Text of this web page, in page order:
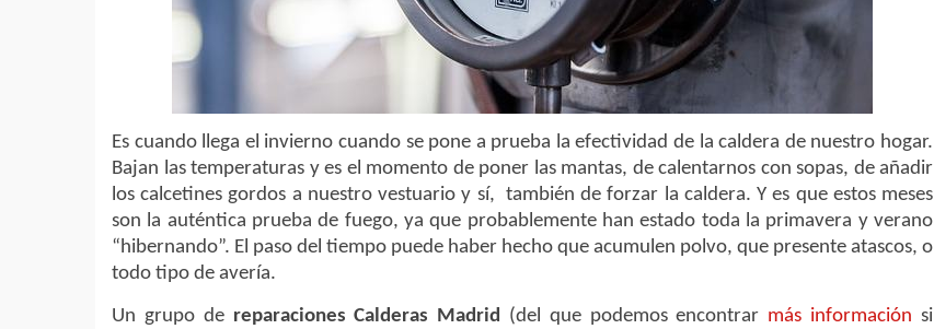
Es cuando llega el invierno cuando se pone a prueba la efectividad de la caldera de nuestro hogar.
Bajan las temperaturas y es el momento de poner las mantas, de calentarnos con sopas, de añadir
los calcetines gordos a nuestro vestuario y sí, también de forzar la caldera. Y es que estos meses
son la auténtica prueba de fuego, ya que probablemente han estado toda la primavera y verano
“hibernando”. El paso del tiempo puede haber hecho que acumulen polvo, que presente atascos, o
todo tipo de avería.
Un grupo de reparaciones Calderas Madrid (del que podemos encontrar más información si